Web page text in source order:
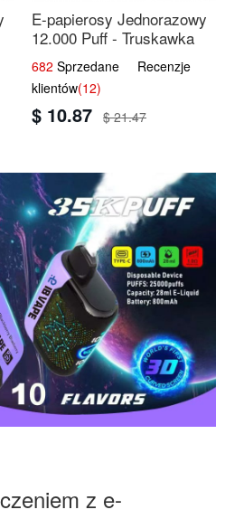
E-papierosy Jednorazowy
12.000 Puff - Truskawka
Kiwi | Owocowa
Równowaga
682 Sprzedane Recenzje
klientów(12)
$ 10.87 $ 21.47
z e-